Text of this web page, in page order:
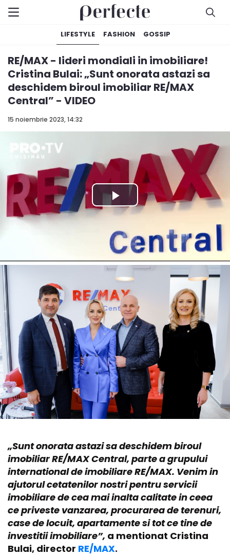
LIFESTYLE FASHION GOSSIP
15 noiembrie 2023, 14:32
RE/MAX - lideri mondiali in imobiliare!
Cristina Bulai: „Sunt onorata astazi sa
deschidem biroul imobiliar RE/MAX
Central” - VIDEO
„Sunt onorata astazi sa deschidem biroul
imobiliar RE/MAX Central, parte a grupului
international de imobiliare RE/MAX. Venim in
ajutorul cetatenilor nostri pentru servicii
imobiliare de cea mai inalta calitate in ceea
ce priveste vanzarea, procurarea de terenuri,
case de locuit, apartamente si tot ce tine de
investitii imobiliare”, a mentionat Cristina
Bulai, director RE/MAX.